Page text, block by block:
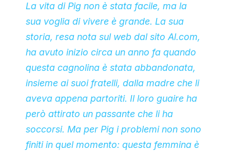
La vita di Pig non è stata facile, ma la
sua voglia di vivere è grande. La sua
storia, resa nota sul web dal sito Al.com,
ha avuto inizio circa un anno fa quando
questa cagnolina è stata abbandonata,
insieme ai suoi fratelli, dalla madre che li
aveva appena partoriti. Il loro guaire ha
però attirato un passante che li ha
soccorsi. Ma per Pig i problemi non sono
finiti in quel momento: questa femmina è